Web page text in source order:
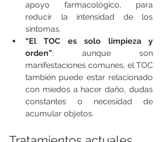
apoyo farmacológico, para
reducir la intensidad de los
síntomas.
“El TOC es solo limpieza y
orden”: aunque son
manifestaciones comunes, el TOC
también puede estar relacionado
con miedos a hacer daño, dudas
constantes o necesidad de
acumular objetos.